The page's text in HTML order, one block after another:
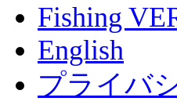
Fishing
English
プライバ